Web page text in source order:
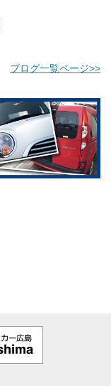
ブログ一覧ページ>>